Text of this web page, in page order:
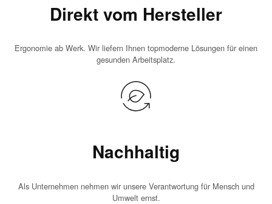
Direkt vom Hersteller
Ergonomie ab Werk. Wir liefern Ihnen topmoderne Lösungen für einen
gesunden Arbeitsplatz.
Nachhaltig
Als Unternehmen nehmen wir unsere Verantwortung für Mensch und
Umwelt ernst.